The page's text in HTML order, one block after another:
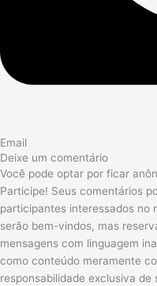
Email
Deixe um comentário
Você pode optar por ficar
Participe! Seus comentários
participantes interessados no
serão bem-vindos, mas
mensagens com linguagem
como conteúdo meramente
responsabilidade exclusiva